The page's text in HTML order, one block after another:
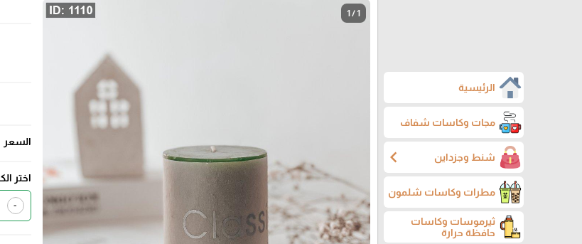
الرئيسية
مجات وكاسات شفاف
شنط وجزداين chevron_left
مطرات وكاسات شلمون
ثيرموسات وكاسات
حافظة حرارة
1 / 1
السعر
اختر
-